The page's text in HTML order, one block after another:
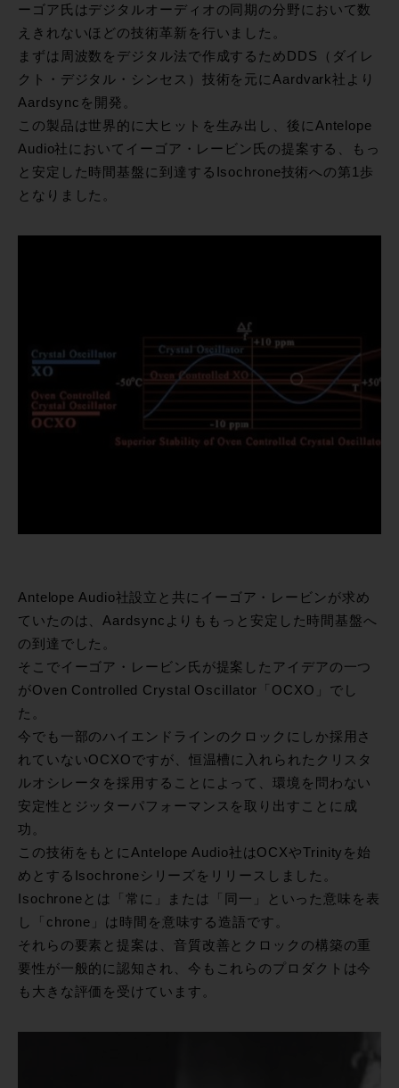
ーゴア氏はデジタルオーディオの同期の分野において数
えきれないほどの技術革新を行いました。
まずは周波数をデジタル法で作成するためDDS（ダイレ
クト・デジタル・シンセス）技術を元にAardvark社より
Aardsyncを開発。
この製品は世界的に大ヒットを生み出し、後にAntelope
Audio社においてイーゴア・レービン氏の提案する、もっ
と安定した時間基盤に到達するIsochrone技術への第1歩
となりました。
Antelope Audio社設立と共にイーゴア・レービンが求め
ていたのは、Aardsyncよりももっと安定した時間基盤へ
の到達でした。
そこでイーゴア・レービン氏が提案したアイデアの一つ
がOven Controlled Crystal Oscillator「OCXO」でし
た。
今でも一部のハイエンドラインのクロックにしか採用さ
れていないOCXOですが、恒温槽に入れられたクリスタ
ルオシレータを採用することによって、環境を問わない
安定性とジッターパフォーマンスを取り出すことに成
功。
この技術をもとにAntelope Audio社はOCXやTrinityを始
めとするIsochroneシリーズをリリースしました。
Isochroneとは「常に」または「同一」といった意味を表
し「chrone」は時間を意味する造語です。
それらの要素と提案は、音質改善とクロックの構築の重
要性が一般的に認知され、今もこれらのプロダクトは今
も大きな評価を受けています。